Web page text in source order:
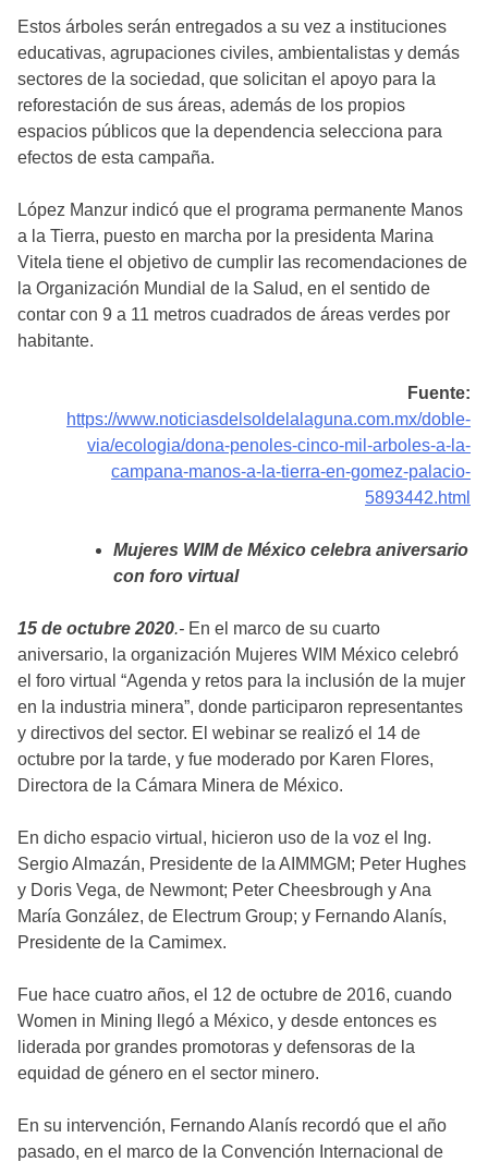
Estos árboles serán entregados a su vez a instituciones
educativas, agrupaciones civiles, ambientalistas y demás
sectores de la sociedad, que solicitan el apoyo para la
reforestación de sus áreas, además de los propios
espacios públicos que la dependencia selecciona para
efectos de esta campaña.
López Manzur indicó que el programa permanente Manos
a la Tierra, puesto en marcha por la presidenta Marina
Vitela tiene el objetivo de cumplir las recomendaciones de
la Organización Mundial de la Salud, en el sentido de
contar con 9 a 11 metros cuadrados de áreas verdes por
habitante.
Fuente:
https://www.noticiasdelsoldelalaguna.com.mx/doble-
via/ecologia/dona-penoles-cinco-mil-arboles-a-la-
campana-manos-a-la-tierra-en-gomez-palacio-
5893442.html
Mujeres WIM de México celebra aniversario
con foro virtual
15 de octubre 2020.- En el marco de su cuarto
aniversario, la organización Mujeres WIM México celebró
el foro virtual “Agenda y retos para la inclusión de la mujer
en la industria minera”, donde participaron representantes
y directivos del sector. El webinar se realizó el 14 de
octubre por la tarde, y fue moderado por Karen Flores,
Directora de la Cámara Minera de México.
En dicho espacio virtual, hicieron uso de la voz el Ing.
Sergio Almazán, Presidente de la AIMMGM; Peter Hughes
y Doris Vega, de Newmont; Peter Cheesbrough y Ana
María González, de Electrum Group; y Fernando Alanís,
Presidente de la Camimex.
Fue hace cuatro años, el 12 de octubre de 2016, cuando
Women in Mining llegó a México, y desde entonces es
liderada por grandes promotoras y defensoras de la
equidad de género en el sector minero.
En su intervención, Fernando Alanís recordó que el año
pasado, en el marco de la Convención Internacional de